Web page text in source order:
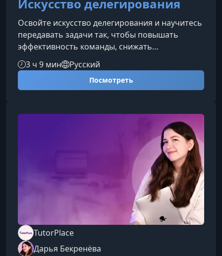
Искусство делегирования
Освойте искусство делегирования и научитесь
передавать задачи так, чтобы повышать
эффективность команды, снижать
собственную загрузку и достигать
стратегических целей быстрее. Курс поможет
вам системно выстроить процессы и уверенно
необходимо делегировать. Как выбрать
подходящего исполнителя и правильно
распределить роли. Методики эффективной
3 ч 9 мин Русский
Посмотреть
TutorPlace
Дарья Бекренёва